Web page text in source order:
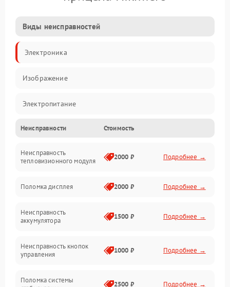
Виды неисправностей
Электроника
Изображение
Электропитание
Измерения
Матрица
Неисправности Стоимость
Неисправность
тепловизионного модуля
2000 ₽ Подробнее →
Поломка дисплея 2000 ₽ Подробнее →
Неисправность
аккумулятора
1500 ₽ Подробнее →
Неисправность кнопок
управления
1000 ₽ Подробнее →
Поломка системы
2500 ₽ Подробнее →